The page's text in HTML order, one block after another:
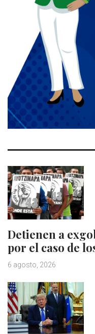
Detienen a
por el caso de
6 agosto, 2026